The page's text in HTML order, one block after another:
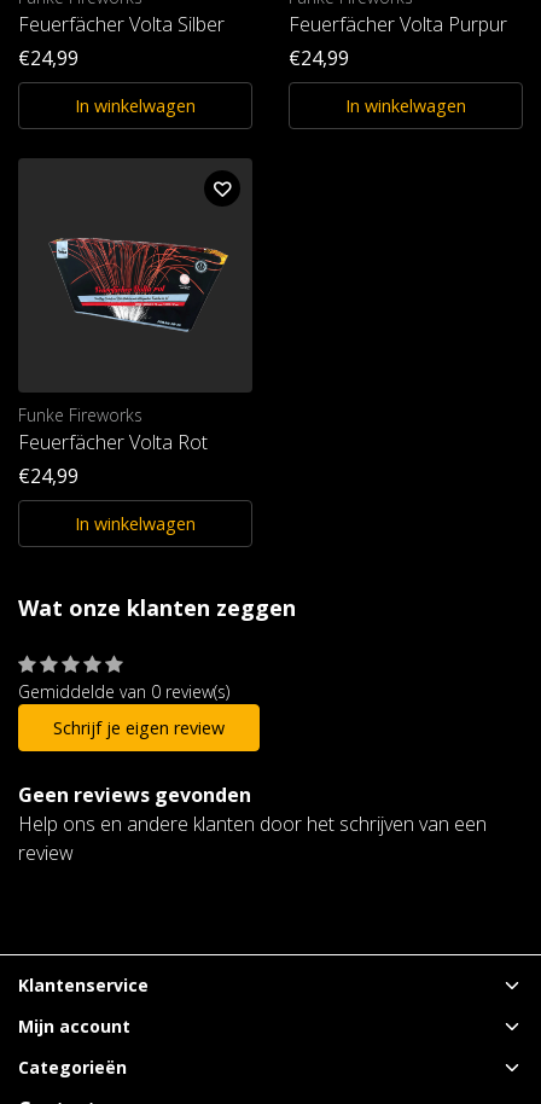
Feuerfächer Volta Silber
€24,99
In winkelwagen
Feuerfächer Volta Purpur
€24,99
In winkelwagen
Funke Fireworks
Feuerfächer Volta Rot
€24,99
In winkelwagen
Wat onze klanten zeggen
Gemiddelde van 0 review(s)
Schrijf je eigen review
Geen reviews gevonden
Help ons en andere klanten door het schrijven van een
review
Klantenservice
Mijn account
Categorieën